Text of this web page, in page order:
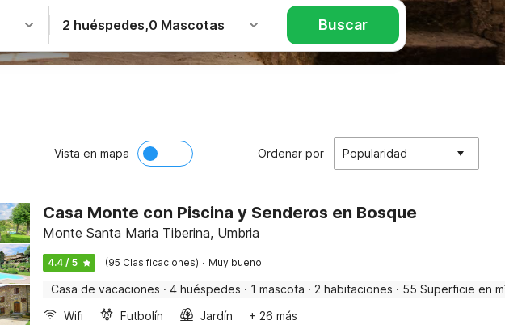
2 huéspedes,0 Mascotas Buscar
Vista en mapa Ordenar por Popularidad
Casa Monte con Piscina y Senderos en Bosque
Monte Santa Maria Tiberina, Umbria
4.4 / 5 (95 Clasificaciones) · Muy bueno
Casa de vacaciones · 4 huéspedes · 1 mascota · 2 habitaciones · 55 Superficie en
Wifi
Futbolín Jardín
+ 26 más